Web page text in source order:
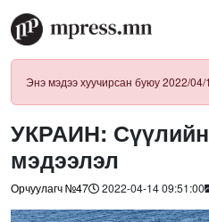
Энэ мэдээ хуучирсан буюу 2022/
УКРАИН:
мэдээлэл
Орчуулагч №47 2022-04-14 09:51:00